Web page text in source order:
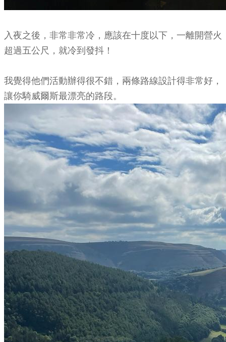
入夜之後，非常非常冷，應該在十度以下，一離開營火
超過五公尺，就冷到發抖！
我覺得他們活動辦得很不錯，兩條路線設計得非常好，
讓你騎威爾斯最漂亮的路段。